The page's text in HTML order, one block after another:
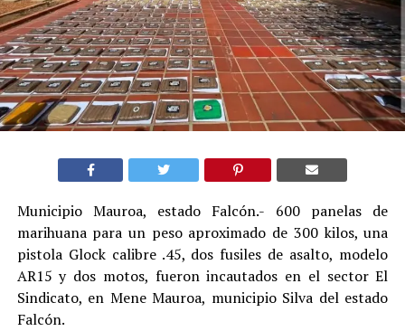
Municipio Mauroa, estado Falcón.- 600 panelas de
marihuana para un peso aproximado de 300 kilos, una
pistola Glock calibre .45, dos fusiles de asalto, modelo
AR15 y dos motos, fueron incautados en el sector El
Sindicato, en Mene Mauroa, municipio Silva del estado
Falcón.